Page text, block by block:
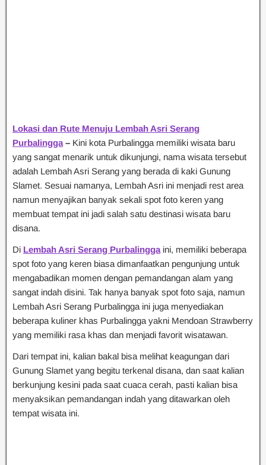
Lokasi dan Rute Menuju Lembah Asri Serang
Purbalingga – Kini kota Purbalingga memiliki wisata baru
yang sangat menarik untuk dikunjungi, nama wisata tersebut
adalah Lembah Asri Serang yang berada di kaki Gunung
Slamet. Sesuai namanya, Lembah Asri ini menjadi rest area
namun menyajikan banyak sekali spot foto keren yang
membuat tempat ini jadi salah satu destinasi wisata baru
disana.
Di Lembah Asri Serang Purbalingga ini, memiliki beberapa
spot foto yang keren biasa dimanfaatkan pengunjung untuk
mengabadikan momen dengan pemandangan alam yang
sangat indah disini. Tak hanya banyak spot foto saja, namun
Lembah Asri Serang Purbalingga ini juga menyediakan
beberapa kuliner khas Purbalingga yakni Mendoan Strawberry
yang memiliki rasa khas dan menjadi favorit wisatawan.
Dari tempat ini, kalian bakal bisa melihat keagungan dari
Gunung Slamet yang begitu terkenal disana, dan saat kalian
berkunjung kesini pada saat cuaca cerah, pasti kalian bisa
menyaksikan pemandangan indah yang ditawarkan oleh
tempat wisata ini.